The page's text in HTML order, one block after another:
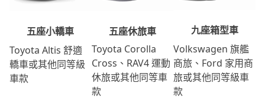
五座小轎車
Toyota Altis 舒適
轎車或其他同等級
車款
五座休旅車
Toyota Corolla
Cross、RAV4 運動
休旅或其他同等車
款
九座箱型車
Volkswagen 旗艦
商旅、Ford 家用商
旅或其他同等級車
款